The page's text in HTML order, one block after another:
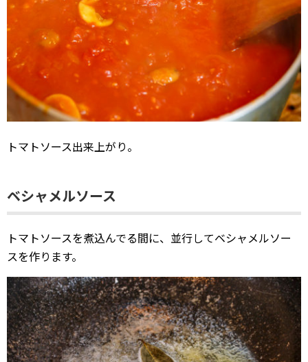
トマトソース出来上がり。
ベシャメルソース
トマトソースを煮込んでる間に、並行してベシャメルソー
スを作ります。